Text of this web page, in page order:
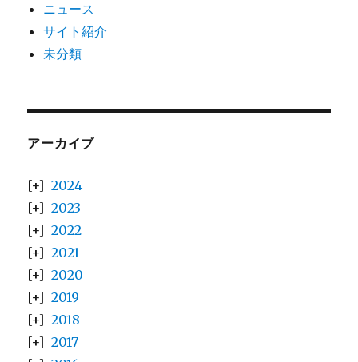
ニュース
サイト紹介
未分類
アーカイブ
2024
2023
2022
2021
2020
2019
2018
2017